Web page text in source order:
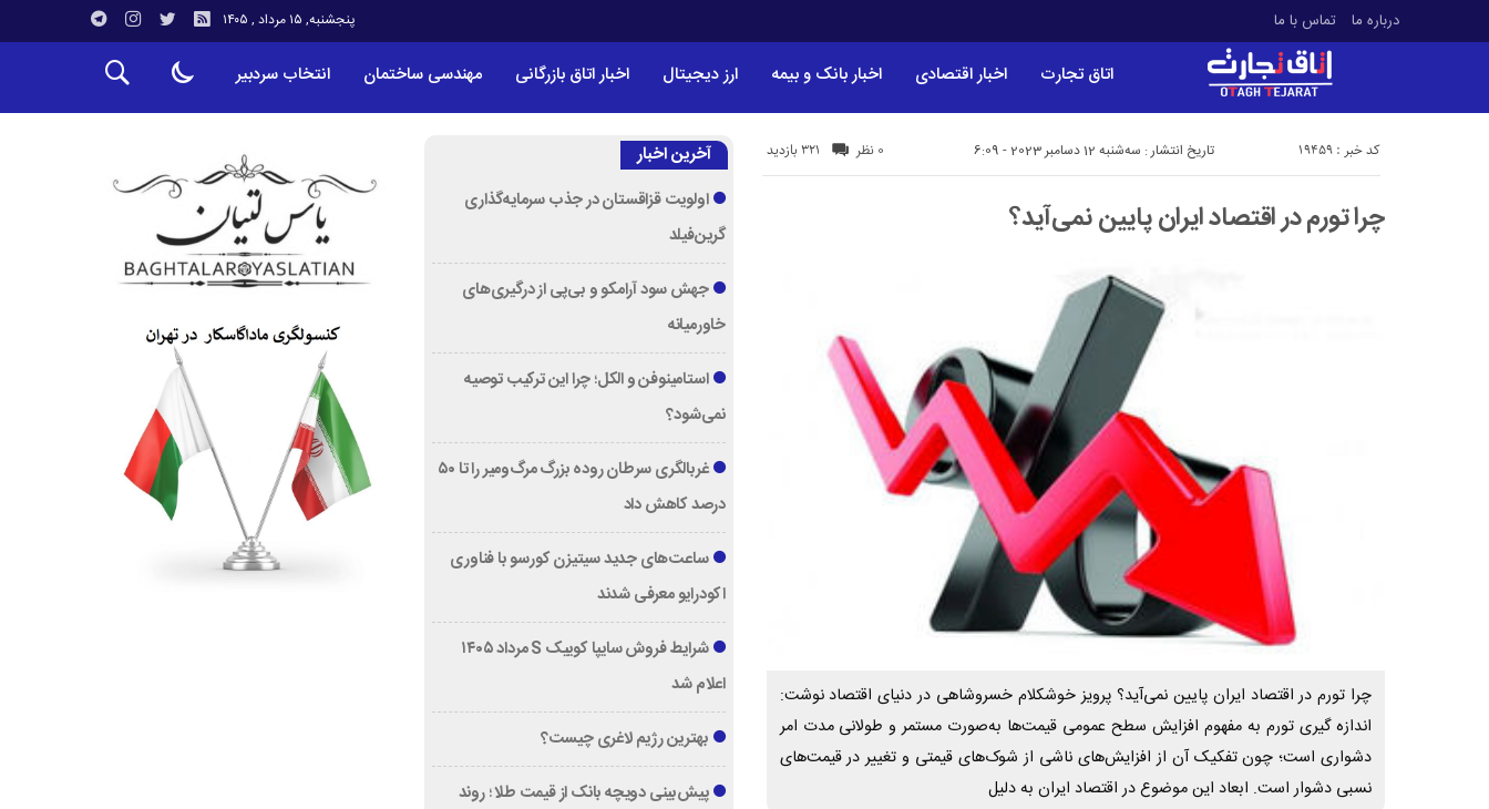
درباره ما تماس با ما پنجشنبه, ۱۵ مرداد , ۱۴۰۵
اتاق تجارت اخبار اقتصادی اخبار بانک و بیمه ارز دیجیتال اخبار اتاق بازرگانی مهندسی ساختمان انتخاب سردبیر
تاریخ انتشار : سه‌شنبه 12 دسامبر 2023 - 6:09 321 بازدید کد خبر : 19459 0 نظر
چرا تورم در اقتصاد ایران پایین نمی‌آید؟
چرا تورم در اقتصاد ایران پایین نمی‌آید؟ پرویز خوشکلام خسروشاهی در دنیای اقتصاد نوشت:
اندازه گیری تورم به مفهوم افزایش سطح عمومی قیمت‌ها به‌صورت مستمر و طولانی مدت امر
دشواری است؛ چون تفکیک آن از افزایش‌های ناشی از شوک‌های قیمتی و تغییر در قیمت‌های
نسبی دشوار است. ابعاد این موضوع در اقتصاد ایران به دلیل
آخرین اخبار
اولویت قزاقستان در جذب سرمایه‌گذاری
گرین‌فیلد
جهش سود آرامکو و بی‌پی از درگیری‌های
خاورمیانه
استامینوفن و الکل؛ چرا این ترکیب توصیه
نمی‌شود؟
غربالگری سرطان روده بزرگ مرگ‌ومیر را تا ۵۰
درصد کاهش داد
ساعت‌های جدید سیتیزن کورسو با فناوری
اکودرایو معرفی شدند
شرایط فروش سایپا کوییک S مرداد ۱۴۰۵
اعلام شد
بهترین رژیم لاغری چیست؟
پیش‌بینی دویچه‌ بانک از قیمت طلا ؛ روند